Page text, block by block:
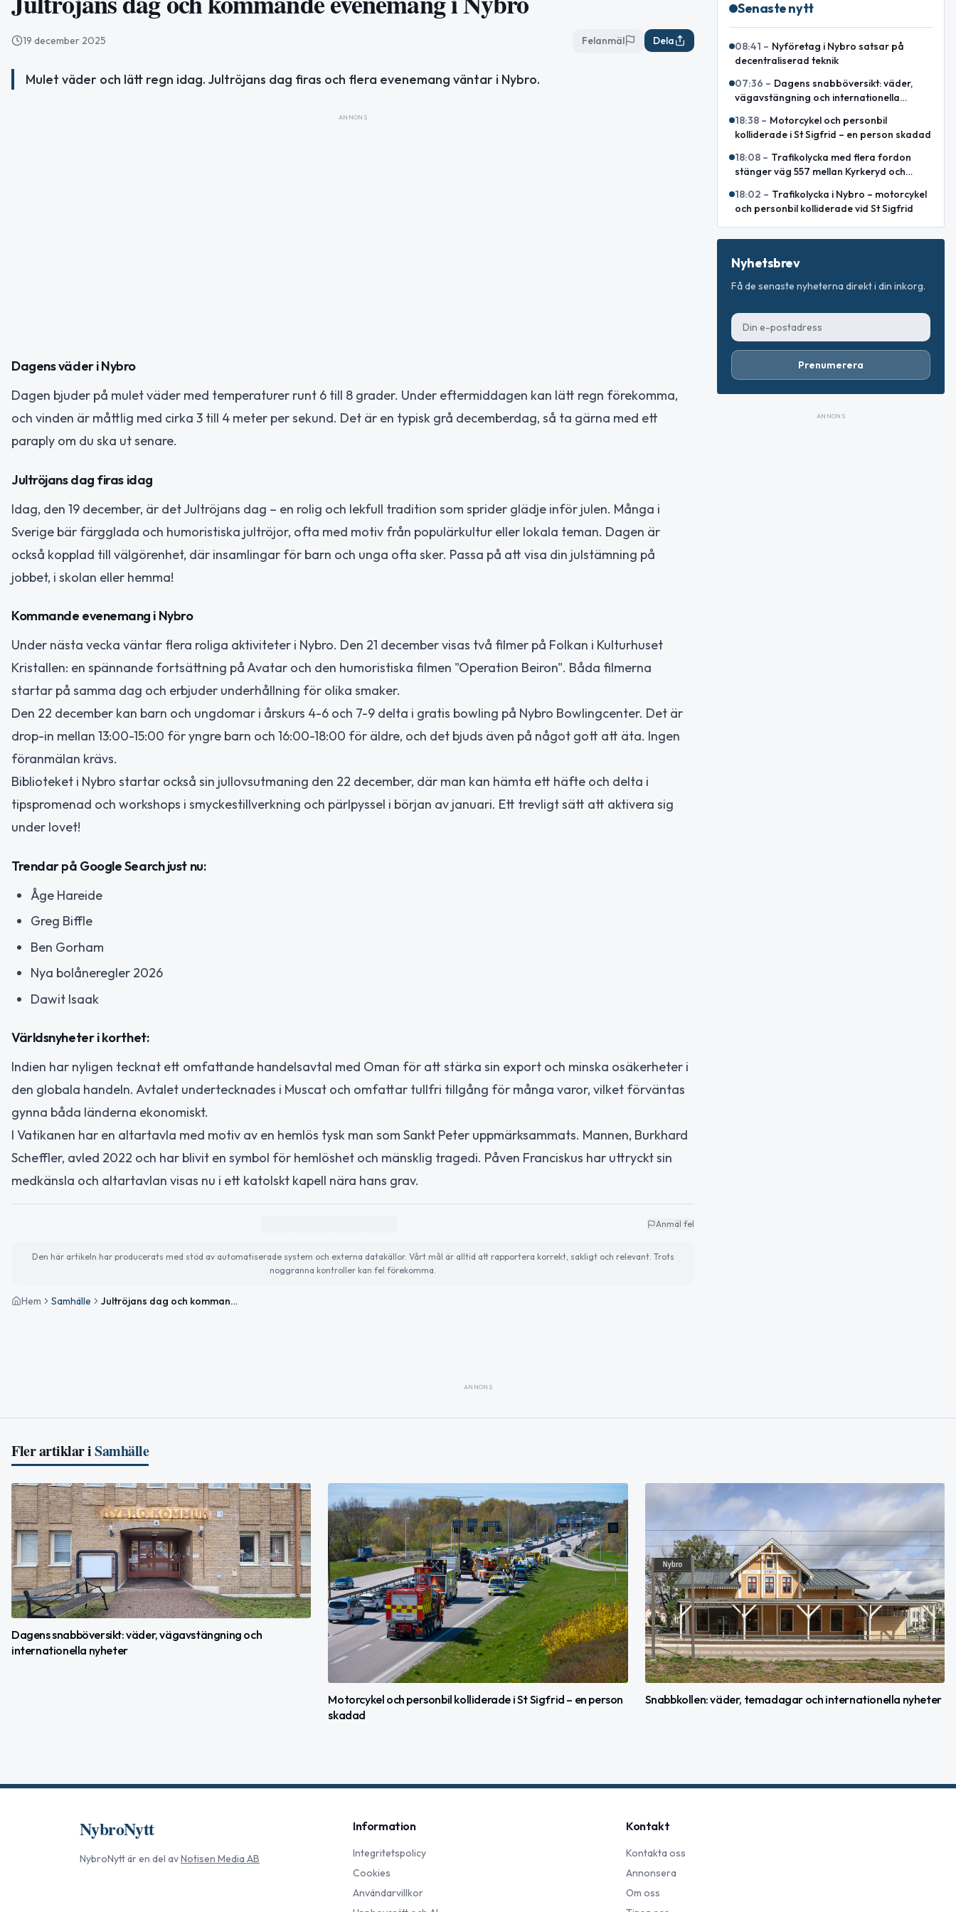
19 december 2025 Felanmäl Dela
Mulet väder och lätt regn idag. Jultröjans dag firas och flera evenemang väntar i Nybro.
ANNONS
Dagens väder i Nybro
Dagen bjuder på mulet väder med temperaturer runt 6 till 8 grader. Under eftermiddagen kan lätt regn förekomma,
och vinden är måttlig med cirka 3 till 4 meter per sekund. Det är en typisk grå decemberdag, så ta gärna med ett
paraply om du ska ut senare.
Jultröjans dag firas idag
Idag, den 19 december, är det Jultröjans dag – en rolig och lekfull tradition som sprider glädje inför julen. Många i
Sverige bär färgglada och humoristiska jultröjor, ofta med motiv från populärkultur eller lokala teman. Dagen är
också kopplad till välgörenhet, där insamlingar för barn och unga ofta sker. Passa på att visa din julstämning på
jobbet, i skolan eller hemma!
Kommande evenemang i Nybro
Under nästa vecka väntar flera roliga aktiviteter i Nybro. Den 21 december visas två filmer på Folkan i Kulturhuset
Kristallen: en spännande fortsättning på Avatar och den humoristiska filmen "Operation Beiron". Båda filmerna
startar på samma dag och erbjuder underhållning för olika smaker.
Den 22 december kan barn och ungdomar i årskurs 4-6 och 7-9 delta i gratis bowling på Nybro Bowlingcenter. Det är
drop-in mellan 13:00-15:00 för yngre barn och 16:00-18:00 för äldre, och det bjuds även på något gott att äta. Ingen
föranmälan krävs.
Biblioteket i Nybro startar också sin jullovsutmaning den 22 december, där man kan hämta ett häfte och delta i
tipspromenad och workshops i smyckestillverkning och pärlpyssel i början av januari. Ett trevligt sätt att aktivera sig
under lovet!
Trendar på Google Search just nu:
Åge Hareide
Greg Biffle
Ben Gorham
Nya bolåneregler 2026
Dawit Isaak
Världsnyheter i korthet:
Indien har nyligen tecknat ett omfattande handelsavtal med Oman för att stärka sin export och minska osäkerheter i
den globala handeln. Avtalet undertecknades i Muscat och omfattar tullfri tillgång för många varor, vilket förväntas
gynna båda länderna ekonomiskt.
I Vatikanen har en altartavla med motiv av en hemlös tysk man som Sankt Peter uppmärksammats. Mannen, Burkhard
Scheffler, avled 2022 och har blivit en symbol för hemlöshet och mänsklig tragedi. Påven Franciskus har uttryckt sin
medkänsla och altartavlan visas nu i ett katolskt kapell nära hans grav.
Anmäl fel
Den här artikeln har producerats med stöd av automatiserade system och externa datakällor. Vårt mål är alltid att rapportera korrekt, sakligt och relevant. Trots
noggranna kontroller kan fel förekomma.
Hem Samhälle Jultröjans dag och kommande evenemang i Nybro
Senaste nytt
08:41 – Nyföretag i Nybro satsar på
decentraliserad teknik
07:36 – Dagens snabböversikt: väder,
vägavstängning och internationella
18:38 – Motorcykel och personbil
kolliderade i St Sigfrid – en person skadad
18:08 – Trafikolycka med flera fordon
stänger väg 557 mellan Kyrkeryd och
18:02 – Trafikolycka i Nybro – motorcykel
och personbil kolliderade vid St Sigfrid
Nyhetsbrev
Få de senaste nyheterna direkt i din inkorg.
Prenumerera
ANNONS
ANNONS
Fler artiklar iSamhälle
Dagens snabböversikt: väder, vägavstängning och
internationella nyheter
Motorcykel och personbil kolliderade i St Sigfrid – en person
skadad
Snabbkollen: väder, temadagar och internationella nyheter
NybroNytt
NybroNyttär en del avNotisen Media AB
Information
Integritetspolicy
Cookies
Användarvillkor
Kontakt
Kontakta oss
Annonsera
Om oss